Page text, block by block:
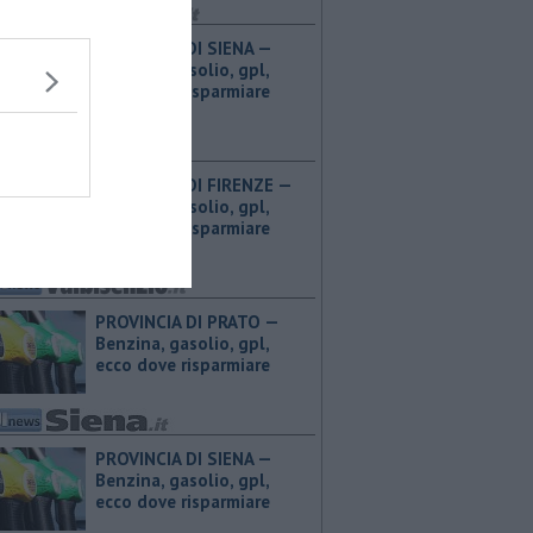
PROVINCIA DI SIENA — ​
Benzina, gasolio, gpl,
ecco dove risparmiare
PROVINCIA DI FIRENZE — ​
Benzina, gasolio, gpl,
ecco dove risparmiare
PROVINCIA DI PRATO — ​
Benzina, gasolio, gpl,
ecco dove risparmiare
PROVINCIA DI SIENA — ​
Benzina, gasolio, gpl,
ecco dove risparmiare